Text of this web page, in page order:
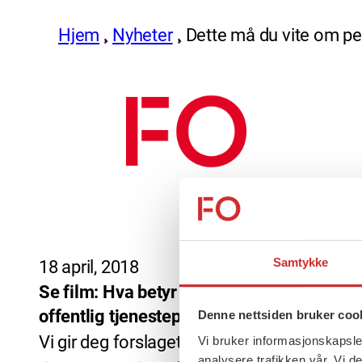
Samtykke
Denne nettsiden bruker
Vi bruker
Hjem Nyheter Dette må du vite om
18 april, 2018
Se film: Hva betyr forslaget til ny
offentlig tjenestepensjon for deg?
Vi gir deg forslaget til ny offentlig